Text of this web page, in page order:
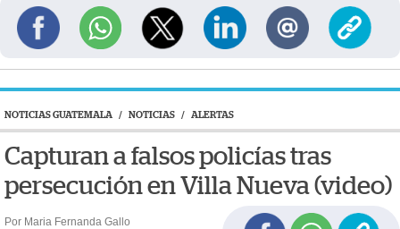
NOTICIAS GUATEMALA / NOTICIAS / ALERTAS
Capturan a falsos policías tras
persecución en Villa Nueva (video)
Por Maria Fernanda Gallo